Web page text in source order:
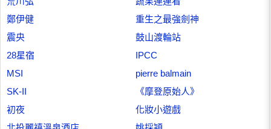
鄭伊健
重生之最強劍神
震央
鼓山渡輪站
28星宿
IPCC
MSI
pierre balmain
SK-II
《摩登原始人》
初夜
化妝小遊戲